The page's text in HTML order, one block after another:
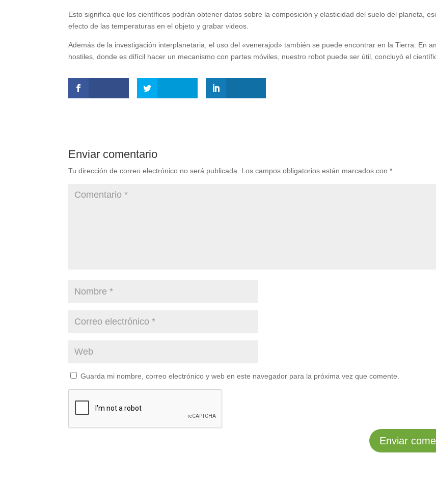
Esto significa que los científicos podrán obtener datos sobre la composición y elasticidad del suelo del planeta,
efecto de las temperaturas en el objeto y grabar videos.
Además de la investigación interplanetaria, el uso del «venerajod» también se puede encontrar en la Tierra. En
hostiles, donde es difícil hacer un mecanismo con partes móviles, nuestro robot puede ser útil, concluyó el
Enviar comentario
Tu dirección de correo electrónico no será publicada. Los campos obligatorios están marcados con*
Guarda mi nombre, correo electrónico y web en este navegador para la próxima vez que comente.